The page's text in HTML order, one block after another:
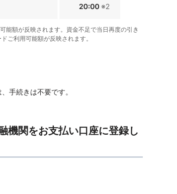
能額が反映されます。資金不足で当日再度の引き
ご利用可能額が反映されます。
手続きは不要です。
機関をお支払い口座に登録し